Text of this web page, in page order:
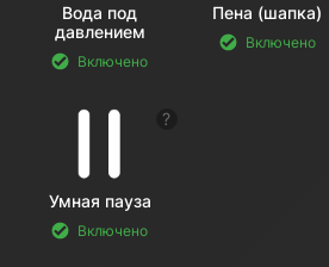
Вода под
давлением
Включено
Пена (шапка)
Включено
Показать подсказку
Умная пауза
Включено